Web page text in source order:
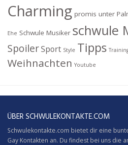
Charming promis unter
Ehe Schwule Musiker schwule
SpoilerSport Style Tipps
Weihnachten Youtube
ÜBER SCHWULEKONTAKTE.COM
Schwulekontakte.com bietet dir eine
Gay Kontakten an. Du findest bei uns die